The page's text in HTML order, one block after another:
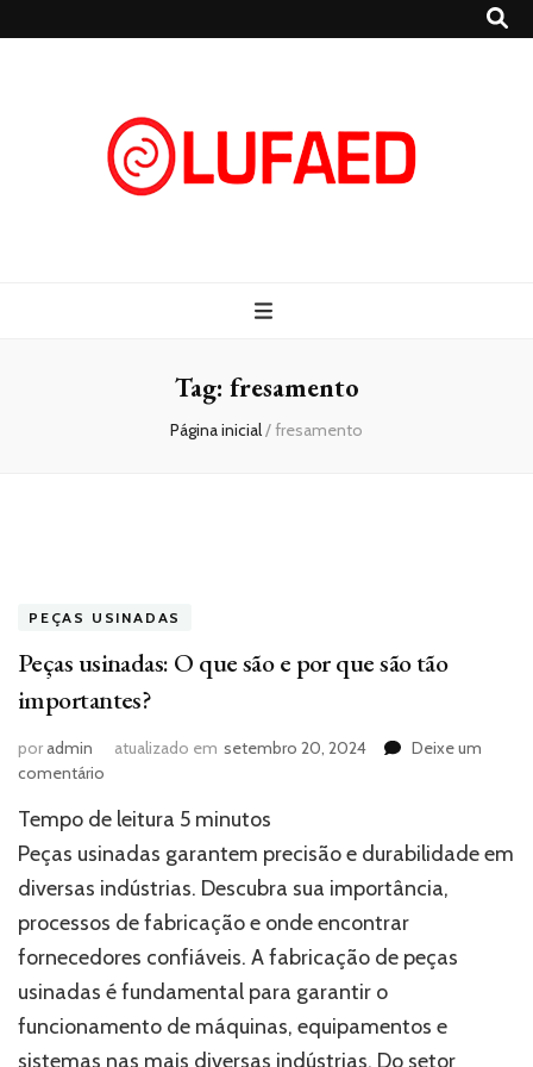
Tag: fresamento
Página inicial/fresamento
PEÇAS USINADAS
Peças usinadas: O que são e por que são tão
importantes?
poradmin atualizado em setembro 20, 2024
Deixe um
comentário
usinadas:
O
são
e
que
são
tão
Tempo de leitura 5 minutos
Peças usinadas garantem precisão e durabilidade em
diversas indústrias. Descubra sua importância,
processos de fabricação e onde encontrar
fornecedores confiáveis. A fabricação de peças
usinadas é fundamental para garantir o
funcionamento de máquinas, equipamentos e
sistemas nas mais diversas indústrias. Do setor